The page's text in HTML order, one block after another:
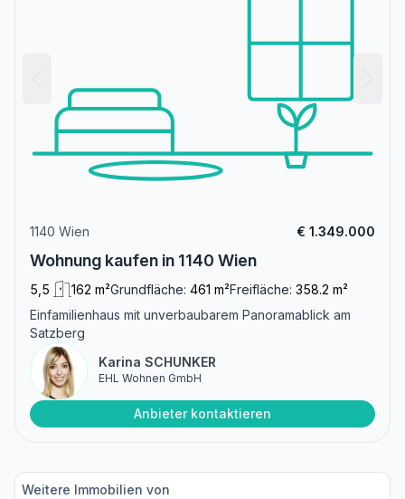
1140 Wien € 1.349.000
Wohnung kaufen in 1140 Wien
5,5 162 m²Grundfläche: 461 m²Freifläche: 358.2 m²
Einfamilienhaus mit unverbaubarem Panoramablick am
Satzberg
Karina SCHUNKER
EHL Wohnen GmbH
Anbieter kontaktieren
Weitere Immobilien von